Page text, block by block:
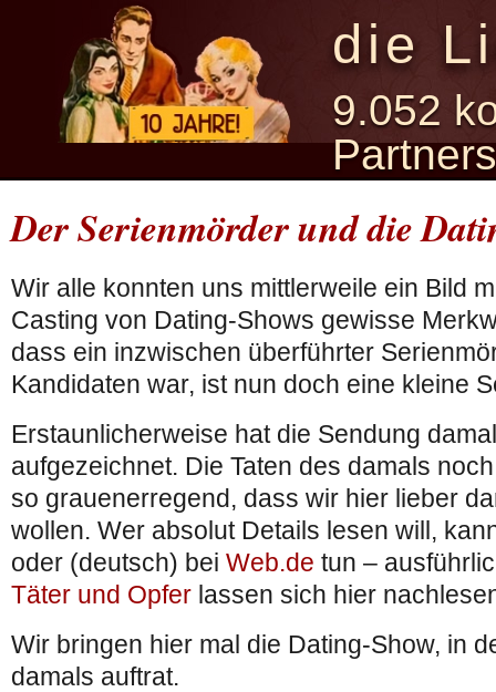
die
9.052
Der Serienmörder und die
Wir alle konnten uns mittlerweile ein Bild
Casting von Dating-Shows gewisse
dass ein inzwischen überführter
Kandidaten war, ist nun doch eine kleine
Erstaunlicherweise hat die Sendung
aufgezeichnet. Die Taten des damals
so grauenerregend, dass wir hier lieber
wollen. Wer absolut Details lesen will,
oder (deutsch) bei Web.de tun –
Täter und Opfer lassen sich hier
Wir bringen hier mal die Dating-Show, in
damals auftrat.